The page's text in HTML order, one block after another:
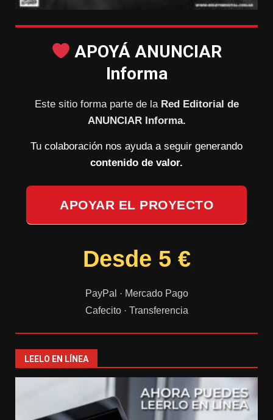
APOYÁ ANUNCIAR
Informa
Este sitio forma parte de la Red Editorial de
ANUNCIAR Informa.
Tu colaboración nos ayuda a seguir generando
contenido de valor.
APOYAR EL PROYECTO
Desde 5 €
PayPal · Mercado Pago
Cafecito · Transferencia
LEELO EN LÍNEA